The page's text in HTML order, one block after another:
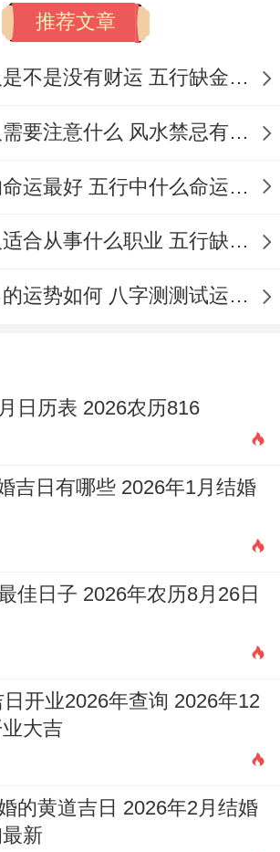
推荐文章
五行缺金的人是不是没有财运 五行缺金的人命运好不好
五行缺火的人需要注意什么 风水禁忌有哪些
五行属什么的命运最好 五行中什么命运势旺盛
五行缺火的人适合从事什么职业 五行缺火的人适合从事的职业有哪些
如何测试自己的运势如何 八字测测试运运程
日历表 2026农历816
吉日有哪些 2026年1月结婚
佳日子 2026年农历8月26日
开业2026年查询 2026年12
大吉
的黄道吉日 2026年2月结婚
新